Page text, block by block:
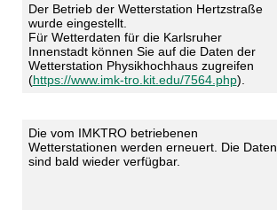
Der Betrieb der Wetterstation Hertzstraße
wurde eingestellt.
Für Wetterdaten für die Karlsruher
Innenstadt können Sie auf die Daten der
Wetterstation Physikhochhaus zugreifen
(https://www.imk-tro.kit.edu/7564.php).
Die vom IMKTRO betriebenen
Wetterstationen werden erneuert. Die Daten
sind bald wieder verfügbar.